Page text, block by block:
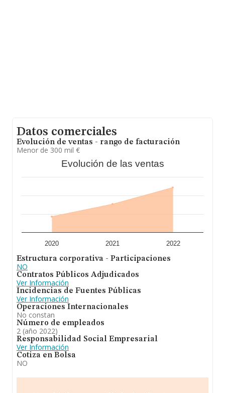
Datos comerciales
Evolución de ventas - rango de facturación
Menor de 300 mil €
Evolución de las ventas
2020 2021 2022
Estructura corporativa - Participaciones
NO
Contratos Públicos Adjudicados
Ver Información
Incidencias de Fuentes Públicas
Ver Información
Operaciones Internacionales
No constan
Número de empleados
2 (año 2022)
Responsabilidad Social Empresarial
Ver Información
Cotiza en Bolsa
NO